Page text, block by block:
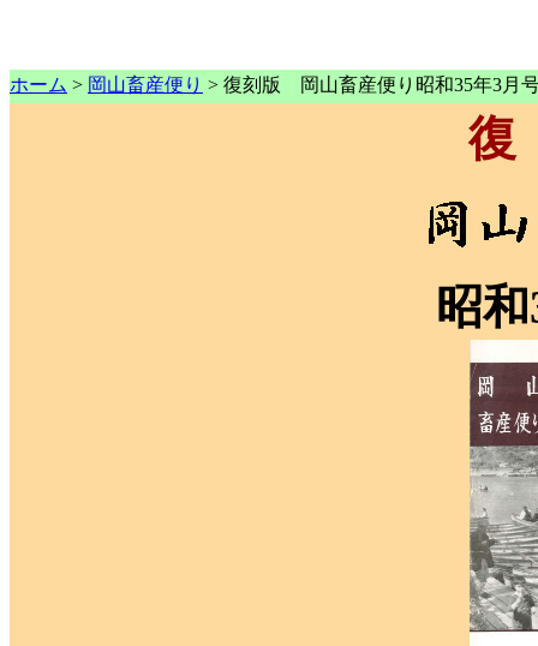
ホーム > 岡山畜産便り > 復刻版 岡山畜産便り昭和35年3月
昭